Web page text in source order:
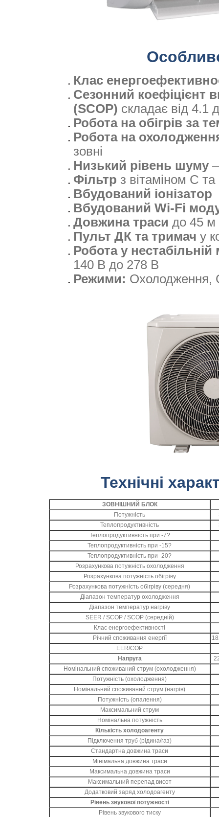
Клас
Сезонний коефіцієнт
(SCOP) складає від 4.1
Робота на обігрів за
Робота на
зовні
Низький рівень шуму
Фільтр з вітаміном C
Вбудований іонізатор
Вбудований Wi-Fi
Довжина траси до 45 м
Пульт ДК та тримач у
Робота у
140 В до 278 В
Режими: Охолодження,
Технічні
ЗОВНІШНИЙ БЛОК
Потужність
Теплопродуктивність
Теплопродуктивність при -7?
Теплопродуктивність при -15?
Теплопродуктивність при -20?
Розрахункова потужність охолодження
Розрахункова потужність обігріву
Розрахункова потужність обігріву (середня)
Діапазон температур охолодження
Діапазон температур нагріву
SEER / SCOP / SCOP (середній)
Клас енергоефективності
Річний споживання енергії
EER/COP
Напруга
Номінальний споживаний струм (охолодження)
Потужність (охолодження)
Номінальний споживаний струм (нагрів)
Потужність (опалення)
Максимальний струм
Номінальна потужність
Кількість холодоагенту
Підключення труб (рідина/газ)
Стандартна довжина траси
Мінімальна довжина траси
Максимальна довжина траси
Максимальний перепад висот
Додатковий заряд холодоагенту
Рівень звукової потужності
Рівень звукового тиску